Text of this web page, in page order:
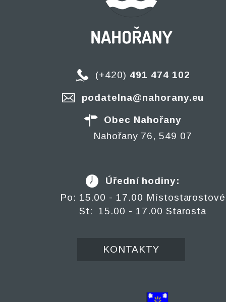
(+420) 491 474 102
podatelna@nahorany.eu
Obec Nahořany
Nahořany 76, 549 07
Úřední hodiny:
Po: 15.00 - 17.00 Místostarostové
St: 15.00 - 17.00 Starosta
KONTAKTY